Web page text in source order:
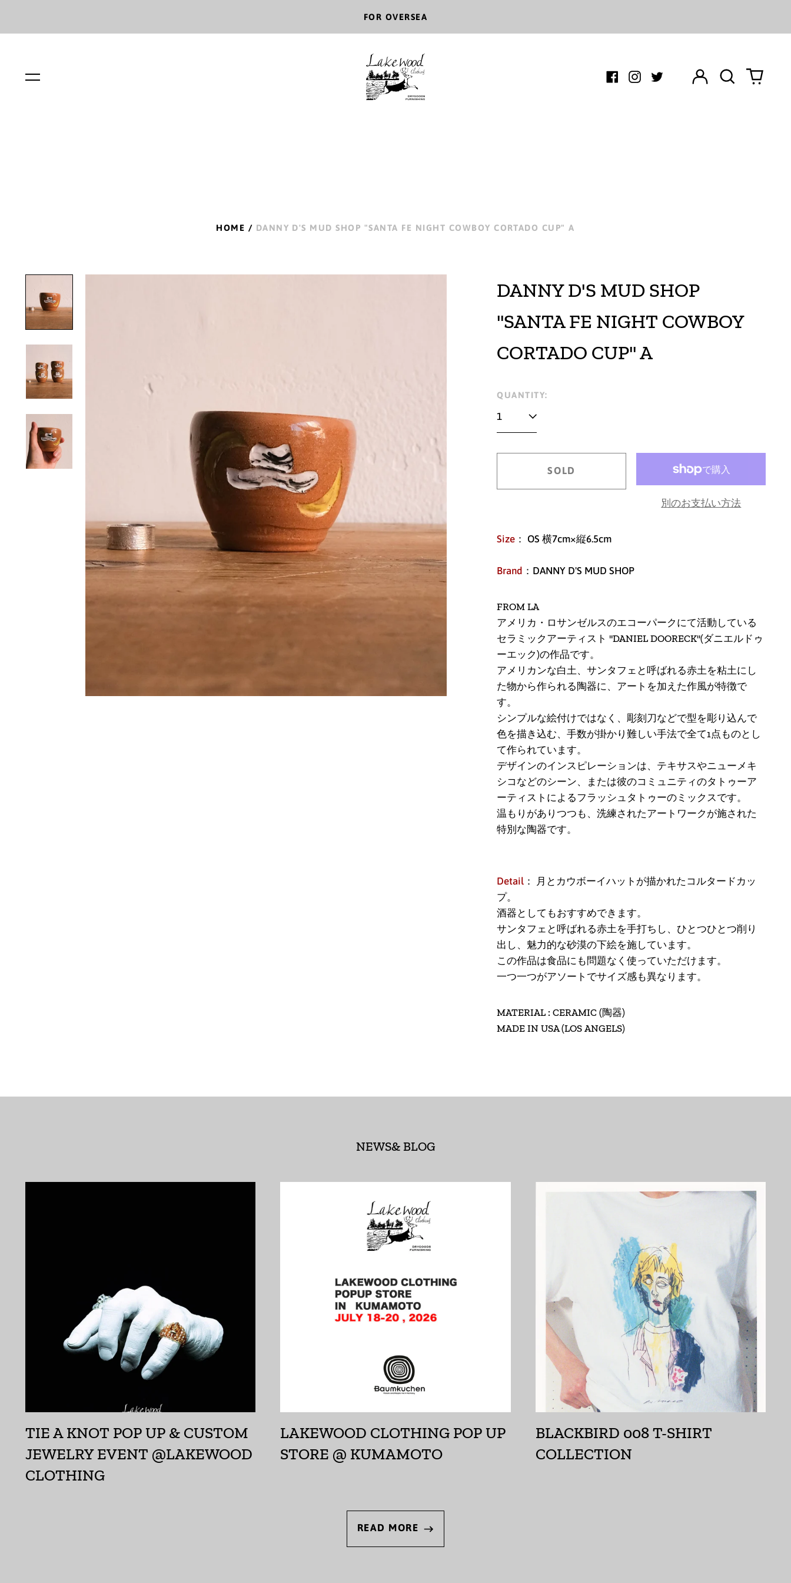
FOR OVERSEA
Menu
Log
Search0
HOME / DANNY D'S MUD SHOP "SANTA FE NIGHT COWBOY CORTADO CUP" A
DANNY D'S MUD SHOP
"SANTA FE NIGHT COWBOY
CORTADO CUP" A
Regular
price
QUANTITY:
SOLD
別のお支払い方法
Size ： OS 横7cm×縦6.5cm
Brand ：DANNY D'S MUD SHOP
FROM LA
アメリカ・ロサンゼルスのエコーパークにて活動している
セラミックアーティスト "DANIEL DOORECK"(ダニエルドゥ
ーエック)の作品です。
アメリカンな白土、サンタフェと呼ばれる赤土を粘土にし
た物から作られる陶器に、 アートを加えた作風が特徴で
す。
シンプルな絵付けではなく、彫刻刀などで型を彫り込んで
色を描き込む、手数が掛かり難しい手法で全て1点ものとし
て作られています。
デザインのインスピレーションは、テキサスやニューメキ
シコなどのシーン、または彼のコミュニティのタトゥーア
ーティストによるフラッシュタトゥーのミックスです。
温もりがありつつも、洗練されたアートワークが施された
特別な陶器です。
Detail ：
月とカウボーイハットが描かれたコルタードカッ
プ。
酒器としてもおすすめできます。
サンタフェと呼ばれる赤土を手打ちし、ひとつひとつ削り
出し、魅力的な砂漠の下絵を施しています。
この作品は食品にも問題なく使っていただけます。
一つ一つがアソートでサイズ感も異なります。
MATERIAL : CERAMIC (陶器)
MADE IN USA (LOS ANGELS)
NEWS& BLOG
TIE A KNOT POP UP & CUSTOM
JEWELRY EVENT @LAKEWOOD
CLOTHING
LAKEWOOD CLOTHING POP UP
STORE @ KUMAMOTO
BLACKBIRD 008 T-SHIRT
COLLECTION
READ MORE
アイスランド (ISK kr)
アセンション島 (SHP
£)
アゼルバイジャン
(AZN ₼)
アフガニスタン (AFN
؋)
アラブ首長国連邦
د.ج)
アルゼンチン (JPY ¥)
アルバ (AWG ƒ)
イスラエル (ILS ₪)
イラク (JPY ¥)
インド (INR ₹)
インドネシア (IDR Rp)
ウォリス・フツナ (XPF
Fr)
ウガンダ (UGX USh)
ウクライナ (UAH ₴)
ウズベキスタン (UZS
so'm)
ウルグアイ (UYU $U)